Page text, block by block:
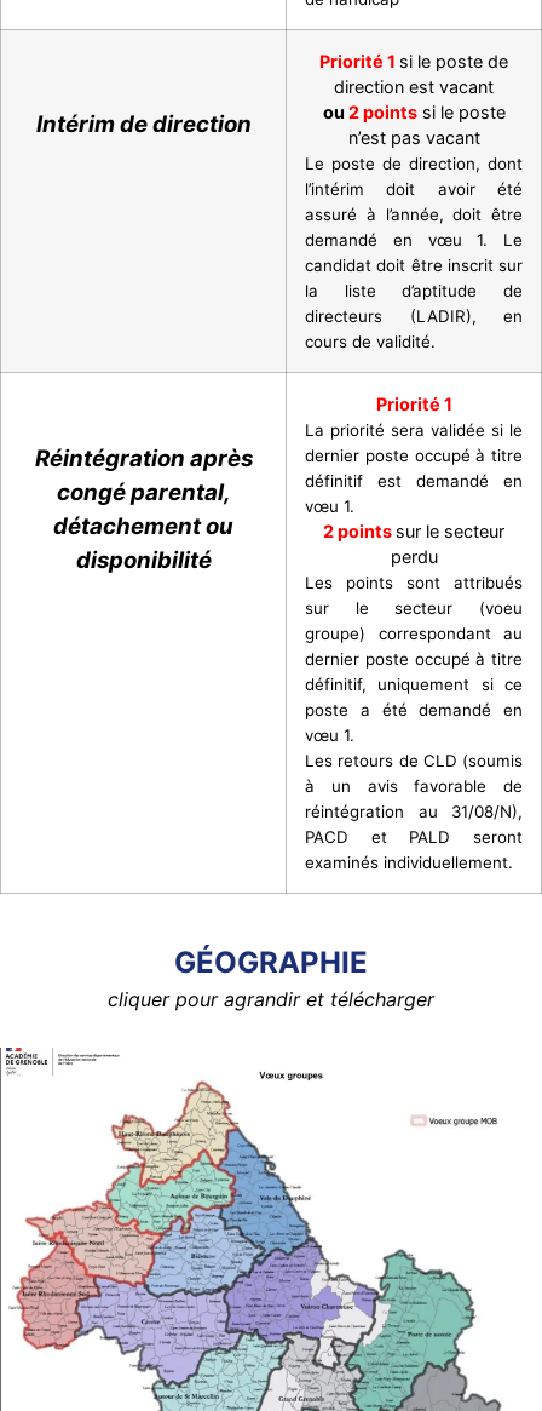
Intérim de direction
Priorité 1 si le poste de
direction est vacant
ou 2 pointssi le poste
n’est pas vacant
Le poste de direction, dont
l’intérim doit avoir été
assuré à l’année, doit être
demandé en vœu 1. Le
candidat doit être inscrit sur
la liste d’aptitude de
directeurs (LADIR), en
cours de validité.
Réintégration après
congé parental,
détachement ou
disponibilité
Priorité 1
La priorité sera validée si le
dernier poste occupé à titre
définitif est demandé en
vœu 1.
2 points sur le secteur
perdu
Les points sont attribués
sur le secteur (voeu
groupe) correspondant au
dernier poste occupé à titre
définitif, uniquement si ce
poste a été demandé en
vœu 1.
Les retours de CLD (soumis
à un avis favorable de
réintégration au 31/08/N),
PACD et PALD seront
examinés individuellement.
GÉOGRAPHIE
cliquer pour agrandir et télécharger